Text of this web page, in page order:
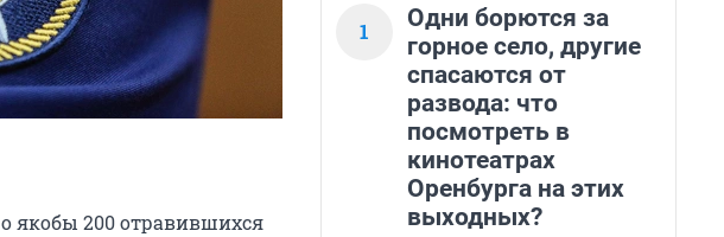
о якобы 200 отравившихся
1
Одни борются за
горное село, другие
спасаются от
развода: что
посмотреть в
кинотеатрах
Оренбурга на этих
выходных?